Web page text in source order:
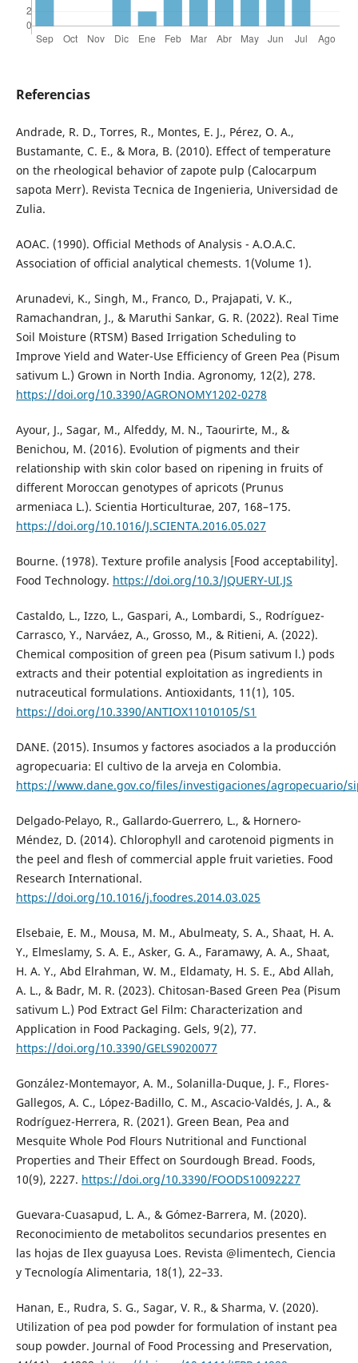
Referencias
Andrade, R. D., Torres, R., Montes, E. J., Pérez, O. A.,
Bustamante, C. E., & Mora, B. (2010). Effect of temperature
on the rheological behavior of zapote pulp (Calocarpum
sapota Merr). Revista Tecnica de Ingenieria, Universidad de
Zulia.
AOAC. (1990). Official Methods of Analysis - A.O.A.C.
Association of official analytical chemests. 1(Volume 1).
Arunadevi, K., Singh, M., Franco, D., Prajapati, V. K.,
Ramachandran, J., & Maruthi Sankar, G. R. (2022). Real Time
Soil Moisture (RTSM) Based Irrigation Scheduling to
Improve Yield and Water-Use Efficiency of Green Pea (Pisum
sativum L.) Grown in North India. Agronomy, 12(2), 278.
https://doi.org/10.3390/AGRONOMY1202-0278
Ayour, J., Sagar, M., Alfeddy, M. N., Taourirte, M., &
Benichou, M. (2016). Evolution of pigments and their
relationship with skin color based on ripening in fruits of
different Moroccan genotypes of apricots (Prunus
armeniaca L.). Scientia Horticulturae, 207, 168–175.
https://doi.org/10.1016/J.SCIENTA.2016.05.027
Bourne. (1978). Texture profile analysis [Food acceptability].
Food Technology. https://doi.org/10.3/JQUERY-UI.JS
Castaldo, L., Izzo, L., Gaspari, A., Lombardi, S., Rodríguez-
Carrasco, Y., Narváez, A., Grosso, M., & Ritieni, A. (2022).
Chemical composition of green pea (Pisum sativum l.) pods
extracts and their potential exploitation as ingredients in
nutraceutical formulations. Antioxidants, 11(1), 105.
https://doi.org/10.3390/ANTIOX11010105/S1
DANE. (2015). Insumos y factores asociados a la producción
agropecuaria: El cultivo de la arveja en Colombia.
https://www.dane.gov.co/files/investigaciones/agropecuario/
Delgado-Pelayo, R., Gallardo-Guerrero, L., & Hornero-
Méndez, D. (2014). Chlorophyll and carotenoid pigments in
the peel and flesh of commercial apple fruit varieties. Food
Research International.
https://doi.org/10.1016/j.foodres.2014.03.025
Elsebaie, E. M., Mousa, M. M., Abulmeaty, S. A., Shaat, H. A.
Y., Elmeslamy, S. A. E., Asker, G. A., Faramawy, A. A., Shaat,
H. A. Y., Abd Elrahman, W. M., Eldamaty, H. S. E., Abd Allah,
A. L., & Badr, M. R. (2023). Chitosan-Based Green Pea (Pisum
sativum L.) Pod Extract Gel Film: Characterization and
Application in Food Packaging. Gels, 9(2), 77.
https://doi.org/10.3390/GELS9020077
González-Montemayor, A. M., Solanilla-Duque, J. F., Flores-
Gallegos, A. C., López-Badillo, C. M., Ascacio-Valdés, J. A., &
Rodríguez-Herrera, R. (2021). Green Bean, Pea and
Mesquite Whole Pod Flours Nutritional and Functional
Properties and Their Effect on Sourdough Bread. Foods,
10(9), 2227. https://doi.org/10.3390/FOODS10092227
Guevara-Cuasapud, L. A., & Gómez-Barrera, M. (2020).
Reconocimiento de metabolitos secundarios presentes en
las hojas de Ilex guayusa Loes. Revista @limentech, Ciencia
y Tecnología Alimentaria, 18(1), 22–33.
Hanan, E., Rudra, S. G., Sagar, V. R., & Sharma, V. (2020).
Utilization of pea pod powder for formulation of instant pea
soup powder. Journal of Food Processing and Preservation,